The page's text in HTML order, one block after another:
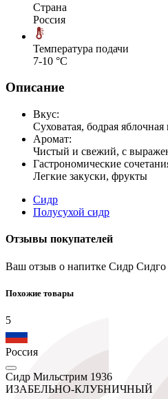
Страна
Россия
Температура подачи
7-10 °С
Описание
Вкус:
Суховатая, бодрая
Аромат:
Чистый и свежий, с
Гастрономические
Легкие закуски, фрукты
Сидр
Полусухой сидр
Отзывы покупателей
Ваш отзыв о напитке Сидр Сидго
Похожие товары
5
Россия
Сидр Мильстрим 1936
ИЗАБЕЛЬНО-КЛУБНИЧНЫЙ